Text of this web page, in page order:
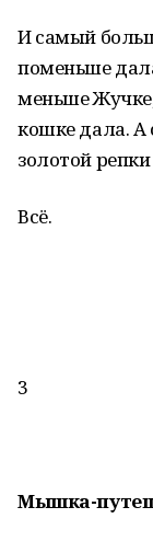
И самый
поменьше
меньше
кошке дала. А
золотой
Всё.
3
Мышка-